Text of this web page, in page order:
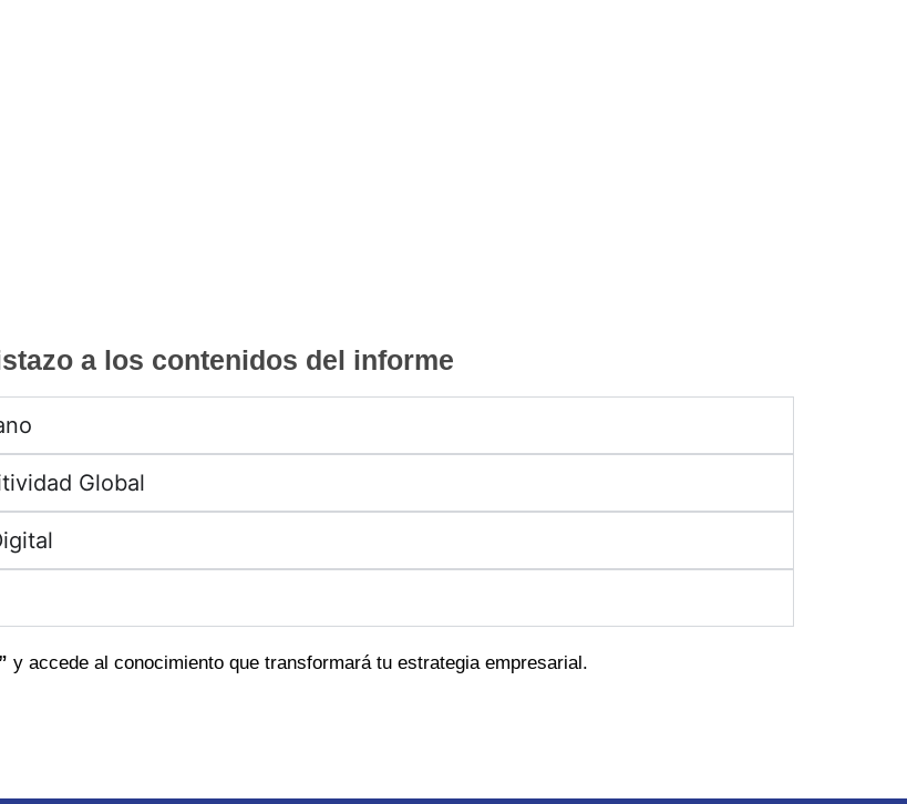
a los contenidos del informe
Global
y accede al conocimiento que transformará tu estrategia empresarial.